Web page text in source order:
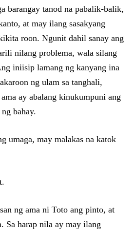
barangay tanod na pabalik-balik,
at may ilang sasakyang
roon. Ngunit dahil sanay ang
nilang problema, wala silang
iniisip lamang ng kanyang ina
ng ulam sa tanghali,
ay abalang kinukumpuni ang
bahay.
umaga, may malakas na katok
ng ama ni Toto ang pinto, at
Sa harap nila ay may ilang